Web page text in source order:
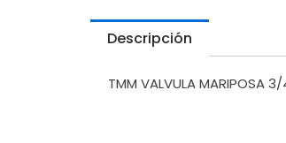
Descripción
TMM VALVULA MARIPOSA